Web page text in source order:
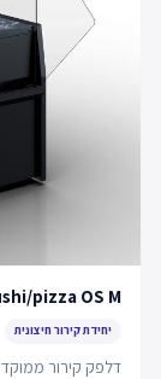
pizza OS M
יחידת קירור חיצונית
דלפק קירור